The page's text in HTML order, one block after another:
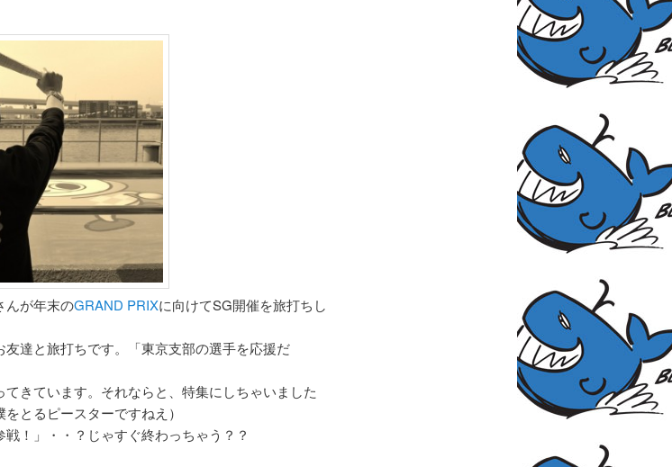
んが年末のGRAND PRIXに向けてSG開催を旅打ちし
達と旅打ちです。「東京支部の選手を応援だ
きています。それならと、特集にしちゃいました
とるピースターですねえ）
戦！」・・？じゃすぐ終わっちゃう？？